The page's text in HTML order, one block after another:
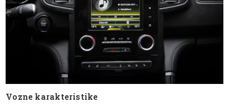
Vozne karakteristike